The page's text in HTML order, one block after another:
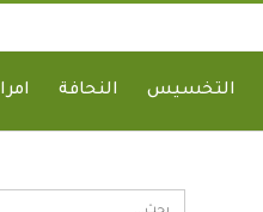
التخسيس النحافة